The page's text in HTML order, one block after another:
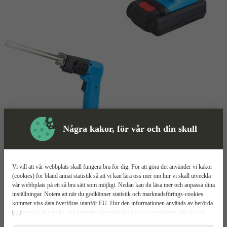
Några kakor, för vår och din skull
[...]
Vi vill att vår webbplats skall fungera bra för dig. För att göra det använder vi kakor
(cookies) för bland annat statistik så att vi kan lära oss mer om hur vi skall utveckla
vår webbplats på ett så bra sätt som möjligt. Nedan kan du läsa mer och anpassa dina
inställningar. Notera att när du godkänner statistik och marknadsförings-cookies
kommer viss data överföras utanför EU. Hur den informationen används av berörda
bolag vet vi inte exakt. Till exempel uppfyller inte USA:s lagstiftning alla de krav
Trådskärare Mer information
KD-DC100